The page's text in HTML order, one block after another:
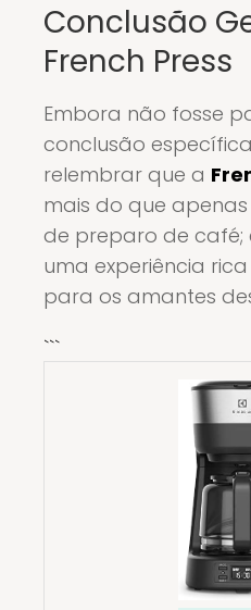
Conclusão
French Press
Embora não fosse
conclusão
relembrar que a
mais do que
de preparo de
uma experiência
para os amantes
```